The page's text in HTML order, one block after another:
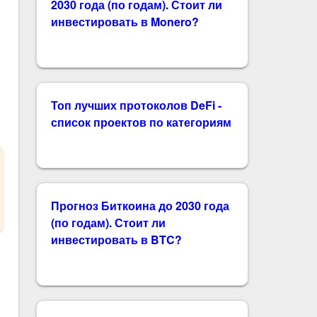
2030 года (по годам). Стоит ли
инвестировать в Monero?
Топ лучших протоколов DeFi -
список проектов по категориям
Прогноз Биткоина до 2030 года
(по годам). Стоит ли
инвестировать в BTC?